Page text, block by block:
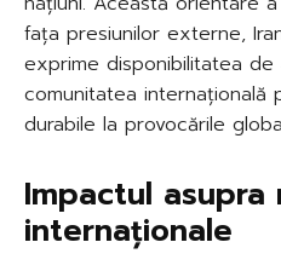
fața presiunilor externe,
exprime disponibilitatea
comunitatea internațională
durabile la provocările
Impactul asupra
internaționale